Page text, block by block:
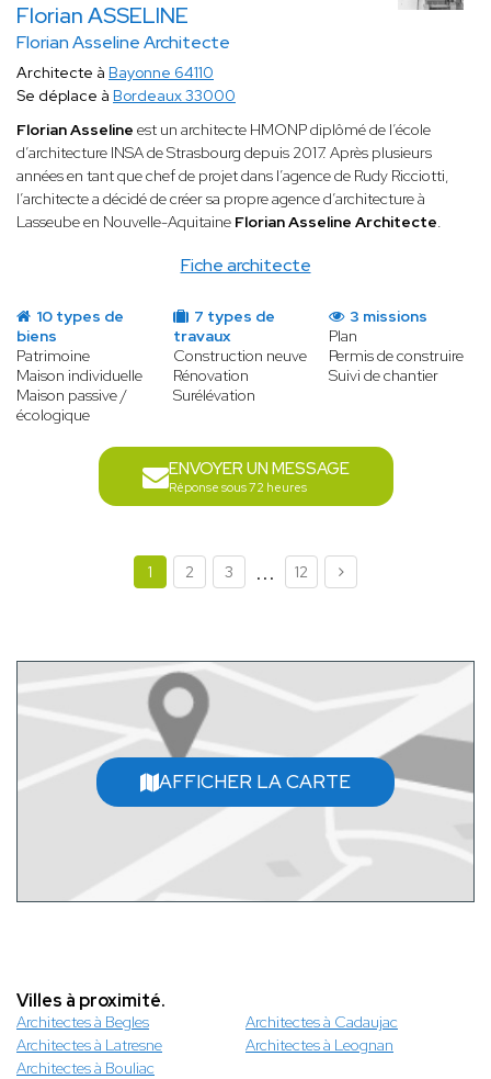
Florian ASSELINE
Florian Asseline Architecte
Fiche architecte
Architecte à Bayonne 64110
Se déplace à Bordeaux 33000
Florian Asseline est un architecte HMONP diplômé de l’école
d’architecture INSA de Strasbourg depuis 2017. Après plusieurs
années en tant que chef de projet dans l’agence de Rudy Ricciotti,
l’architecte a décidé de créer sa propre agence d’architecture à
Lasseube en Nouvelle-Aquitaine Florian Asseline Architecte.
10 types de
biens
Patrimoine
Maison individuelle
Maison passive /
écologique
7 types de
travaux
Construction neuve
Rénovation
Surélévation
3 missions
Plan
Permis de construire
Suivi de chantier
ENVOYER UN MESSAGE
Réponse sous 72 heures
1 2 3 ... 12
AFFICHER LA CARTE
Villes à proximité.
Architectes à Begles
Architectes à Cadaujac
Architectes à Latresne
Architectes à Leognan
Architectes à Bouliac